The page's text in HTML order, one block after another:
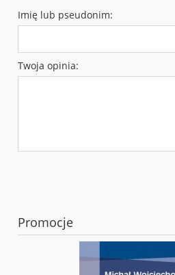
Imię lub pseudonim:
Twoja opinia:
Promocje